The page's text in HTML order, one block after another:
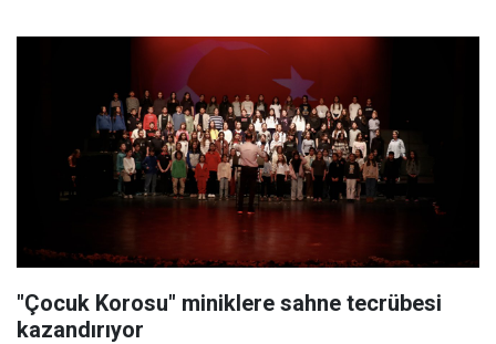
"Çocuk Korosu" miniklere sahne tecrübesi
kazandırıyor